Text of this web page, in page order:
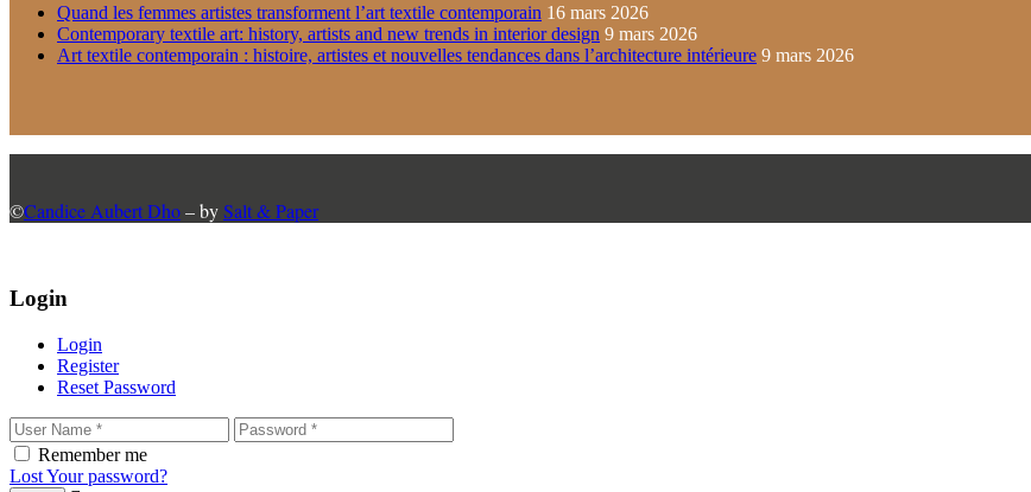
Quand les femmes artistes transforment l’art textile contemporain 16 mars 2026
Contemporary textile art: history, artists and new trends in interior design 9 mars 2026
Art textile contemporain : histoire, artistes et nouvelles tendances dans l’architecture intérieure 9 mars 2026
©Candice Aubert Dho– bySalt & Paper
Login
Login
Register
Reset Password
Remember me
Lost Your password?